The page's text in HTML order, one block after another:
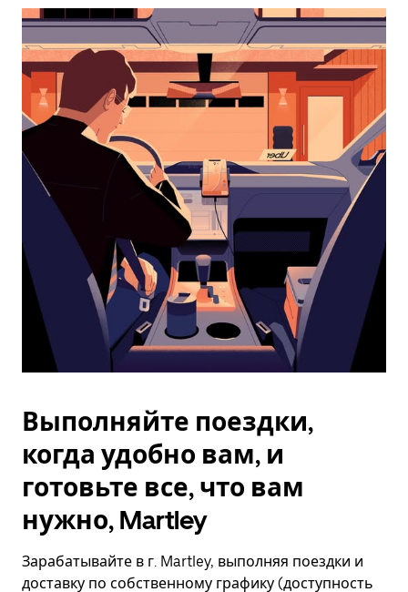
календарю
выбрать
дату.
Чтобы
закрыть
календарь,
нажмите
Esc.
Выполняйте поездки,
когда удобно вам, и
готовьте все, что вам
нужно, Martley
Зарабатывайте в г. Martley, выполняя поездки и
доставку по собственному графику (доступность